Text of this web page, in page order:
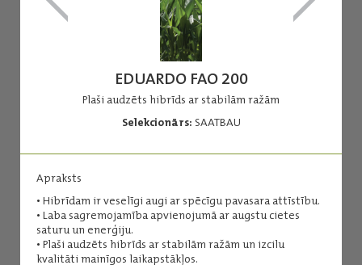
EDUARDO FAO 200
Plaši audzēts hibrīds ar stabilām ražām
Selekcionārs: SAATBAU
Apraksts
• Hibrīdam ir veselīgi augi ar spēcīgu pavasara attīstību.
• Laba sagremojamība apvienojumā ar augstu cietes
saturu un enerģiju.
• Plaši audzēts hibrīds ar stabilām ražām un izcilu
kvalitāti mainīgos laikapstākļos.
FAO 110
Selekcionārs:SAATEN UNION
Lasīt vairāk